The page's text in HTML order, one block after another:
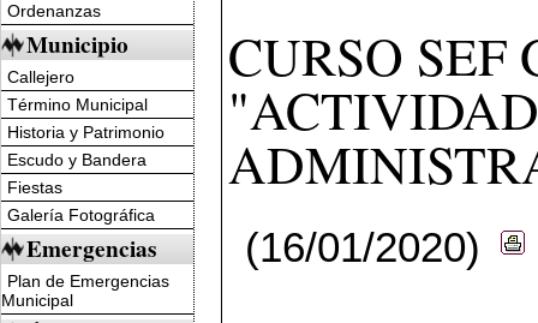
Ordenanzas
Municipio
Callejero
Término Municipal
Historia y Patrimonio
Escudo y Bandera
Fiestas
Galería Fotográfica
Emergencias
Plan de Emergencias
Municipal
CURSO
(16/01/2020)